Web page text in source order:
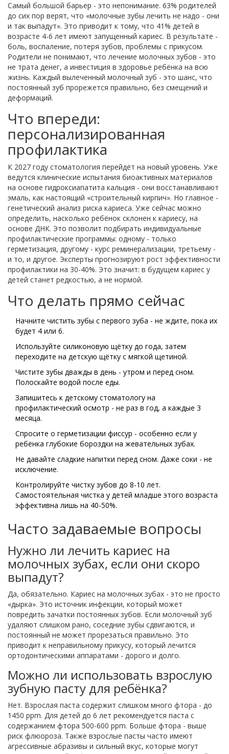
Самый большой барьер - это непонимание. 63% родителей
до сих пор верят, что «молочные зубы лечить не надо - они
и так выпадут». Это приводит к тому, что 41% детей в
возрасте 4-6 лет имеют запущенный кариес. В результате -
боль, воспаление, потеря зубов, проблемы с прикусом.
Родители не понимают, что лечение молочных зубов - это
не трата денег, а инвестиция в здоровье ребёнка на всю
жизнь. Каждый вылеченный молочный зуб - это шанс, что
постоянный зуб прорежется правильно, без смещений и
деформаций.
Что впереди:
персонализированная
профилактика
К 2027 году стоматология перейдёт на новый уровень. Уже
ведутся клинические испытания биоактивных материалов
на основе гидроксиапатита кальция - они восстанавливают
эмаль, как настоящий «строительный кирпич». Но главное -
генетический анализ риска кариеса. Уже сейчас можно
определить, насколько ребёнок склонен к кариесу, на
основе ДНК. Это позволит подбирать индивидуальные
профилактические программы: одному - только
герметизация, другому - курс реминерализации, третьему -
и то, и другое. Эксперты прогнозируют рост эффективности
профилактики на 30-40%. Это значит: в будущем кариес у
детей станет редкостью, а не нормой.
Что делать прямо сейчас
Начните чистить зубы с первого зуба - не ждите, пока их
будет 4 или 6.
Используйте силиконовую щётку до года, затем
переходите на детскую щётку с мягкой щетиной.
Чистите зубы дважды в день - утром и перед сном.
Полоскайте водой после еды.
Запишитесь к детскому стоматологу на
профилактический осмотр - не раз в год, а каждые 3
месяца.
Спросите о герметизации фиссур - особенно если у
ребёнка глубокие бороздки на жевательных зубах.
Не давайте сладкие напитки перед сном. Даже соки - не
исключение.
Контролируйте чистку зубов до 8-10 лет.
Самостоятельная чистка у детей младше этого возраста
эффективна лишь на 40-50%.
Часто задаваемые вопросы
Нужно ли лечить кариес на
молочных зубах, если они скоро
выпадут?
Да, обязательно. Кариес на молочных зубах - это не просто
«дырка». Это источник инфекции, который может
повредить зачатки постоянных зубов. Если молочный зуб
удаляют слишком рано, соседние зубы сдвигаются, и
постоянный не может прорезаться правильно. Это
приводит к неправильному прикусу, который лечится
ортодонтическими аппаратами - дорого и долго.
Можно ли использовать взрослую
зубную пасту для ребёнка?
Нет. Взрослая паста содержит слишком много фтора - до
1450 ppm. Для детей до 6 лет рекомендуется паста с
содержанием фтора 500-600 ppm. Больше фтора - выше
риск флюороза. Также взрослые пасты часто имеют
агрессивные абразивы и сильный вкус, которые могут